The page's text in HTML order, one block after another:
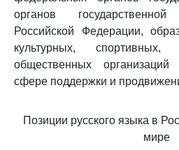
органов
Российской Федерации,
культурных, спортивных,
общественных
сфере поддержки и
Позиции русского языка в
мире